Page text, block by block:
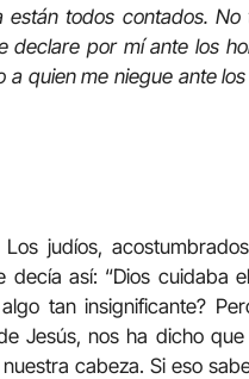
todos contados. No
declare por mí ante los
quien me niegue ante
judíos,
así: “Dios cuidaba
tan insignificante?
Jesús, nos ha dicho
cabeza. Si eso